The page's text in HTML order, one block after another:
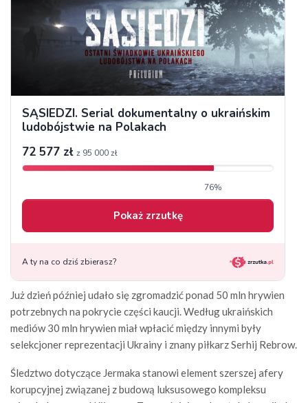
Już dzień później udało się zgromadzić ponad 50 mln hrywien
potrzebnych na pokrycie części kaucji. Według ukraińskich
mediów 30 mln hrywien miał wpłacić między innymi były
selekcjoner reprezentacji Ukrainy i znany piłkarz Serhij Rebrow.
Śledztwo dotyczące Jermaka stanowi element szerszej afery
korupcyjnej związanej z budową luksusowego kompleksu